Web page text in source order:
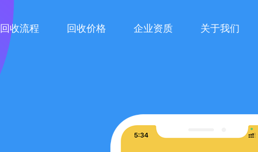
回收流程 回收价格 企业资质 关于我们